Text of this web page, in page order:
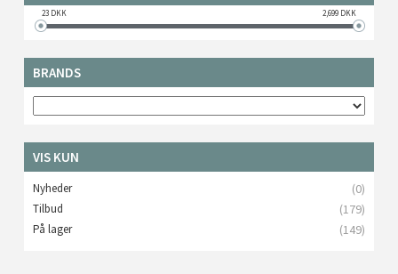
23DKK 2,699DKK
BRANDS
VIS KUN
Nyheder (0)
Tilbud (179)
På lager (149)